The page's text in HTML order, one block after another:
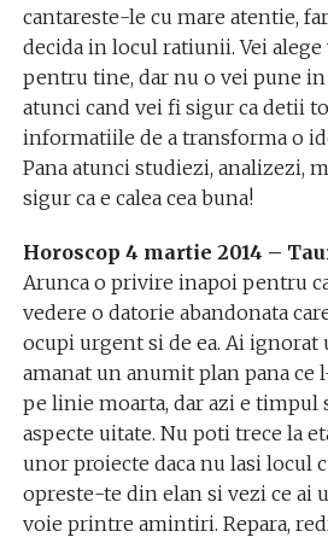
cantareste-le cu mare atentie,
decida in locul ratiunii. Vei
pentru tine, dar nu o vei pune in
atunci cand vei fi sigur ca detii
informatiile de a transforma o
Pana atunci studiezi, analizezi,
sigur ca e calea cea buna!
Horoscop 4 martie 2014 –
Arunca o privire inapoi pentru
vedere o datorie abandonata
ocupi urgent si de ea. Ai ignorat
amanat un anumit plan pana ce
pe linie moarta, dar azi e timpul
aspecte uitate. Nu poti trece la
unor proiecte daca nu lasi locul
opreste-te din elan si vezi ce ai
voie printre amintiri. Repara,